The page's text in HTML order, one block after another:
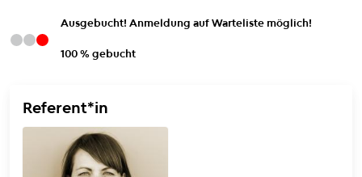
Ausgebucht! Anmeldung auf Warteliste möglich!
100 % gebucht
Referent*in